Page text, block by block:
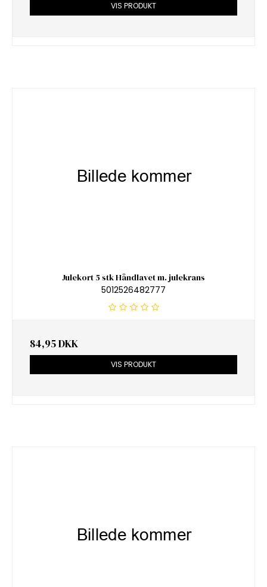
VIS PRODUKT
Julekort 5 stk Håndlavet m. julekrans
5012526482777
84,95 DKK
VIS PRODUKT